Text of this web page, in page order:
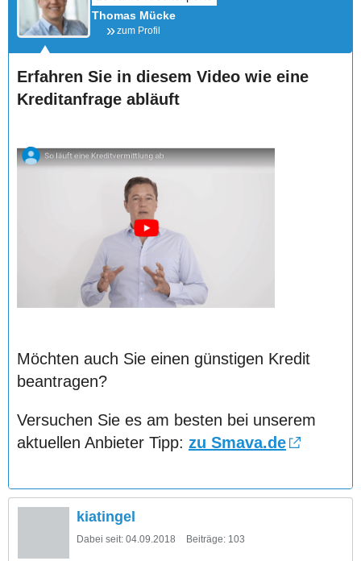
Thomas Mücke
zum Profil
Erfahren Sie in diesem Video wie eine
Kreditanfrage abläuft
Möchten auch Sie einen günstigen Kredit
beantragen?
Versuchen Sie es am besten bei unserem
aktuellen Anbieter Tipp: zu Smava.de
kiatingel
Dabei seit: 04.09.2018 Beiträge: 103